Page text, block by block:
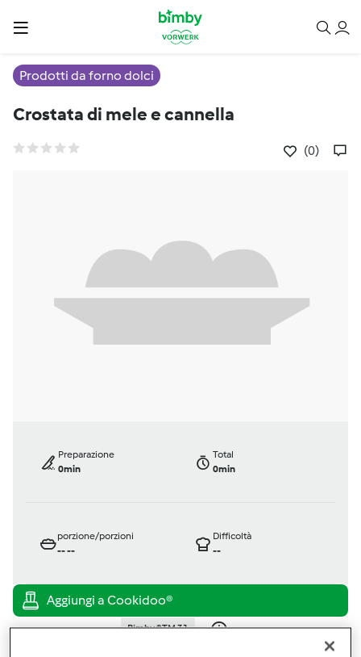
Prodotti da forno dolci
Crostata di mele e cannella
(0)
Preparazione
0min
Total
0min
porzione/porzioni
----
Difficoltà
--
Bimby ® TM 31